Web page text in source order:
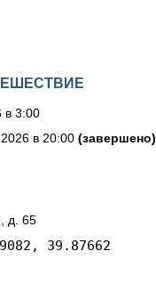
в 3:00
в 20:00 (завершено)
д. 65
39.87662